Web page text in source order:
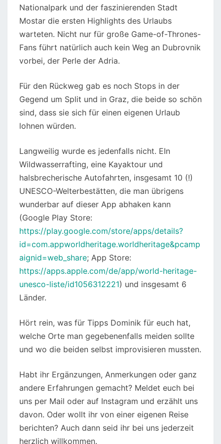
Nationalpark und der faszinierenden Stadt
Mostar die ersten Highlights des Urlaubs
warteten. Nicht nur für große Game-of-Thrones-
Fans führt natürlich auch kein Weg an Dubrovnik
vorbei, der Perle der Adria.
Für den Rückweg gab es noch Stops in der
Gegend um Split und in Graz, die beide so schön
sind, dass sie sich für einen eigenen Urlaub
lohnen würden.
Langweilig wurde es jedenfalls nicht. EIn
Wildwasserrafting, eine Kayaktour und
halsbrecherische Autofahrten, insgesamt 10 (!)
UNESCO-Welterbestätten, die man übrigens
wunderbar auf dieser App abhaken kann
(Google Play Store:
https://play.google.com/store/apps/details?
id=com.appworldheritage.worldheritage&pcamp
aignid=web_share; App Store:
https://apps.apple.com/de/app/world-heritage-
unesco-liste/id1056312221) und insgesamt 6
Länder.
Hört rein, was für Tipps Dominik für euch hat,
welche Orte man gegebenenfalls meiden sollte
und wo die beiden selbst improvisieren mussten.
Habt ihr Ergänzungen, Anmerkungen oder ganz
andere Erfahrungen gemacht? Meldet euch bei
uns per Mail oder auf Instagram und erzählt uns
davon. Oder wollt ihr von einer eigenen Reise
berichten? Auch dann seid ihr bei uns jederzeit
herzlich willkommen.